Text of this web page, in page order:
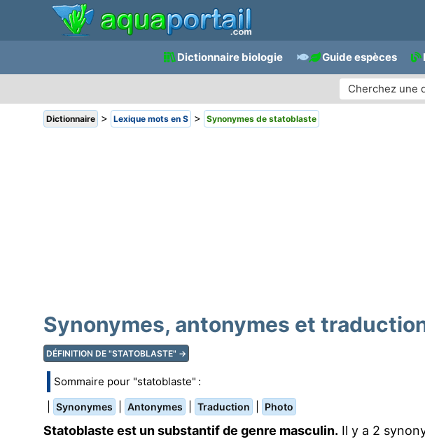
Dictionnaire biologie Guide espèces
Dictionnaire > Lexique mots en S > Synonymes de statoblaste
Synonymes, antonymes et
DÉFINITION DE "STATOBLASTE" →
Sommaire pour "statoblaste" :
Synonymes Antonymes Traduction Photo
Statoblaste est un substantif de genre masculin. Il y a 2